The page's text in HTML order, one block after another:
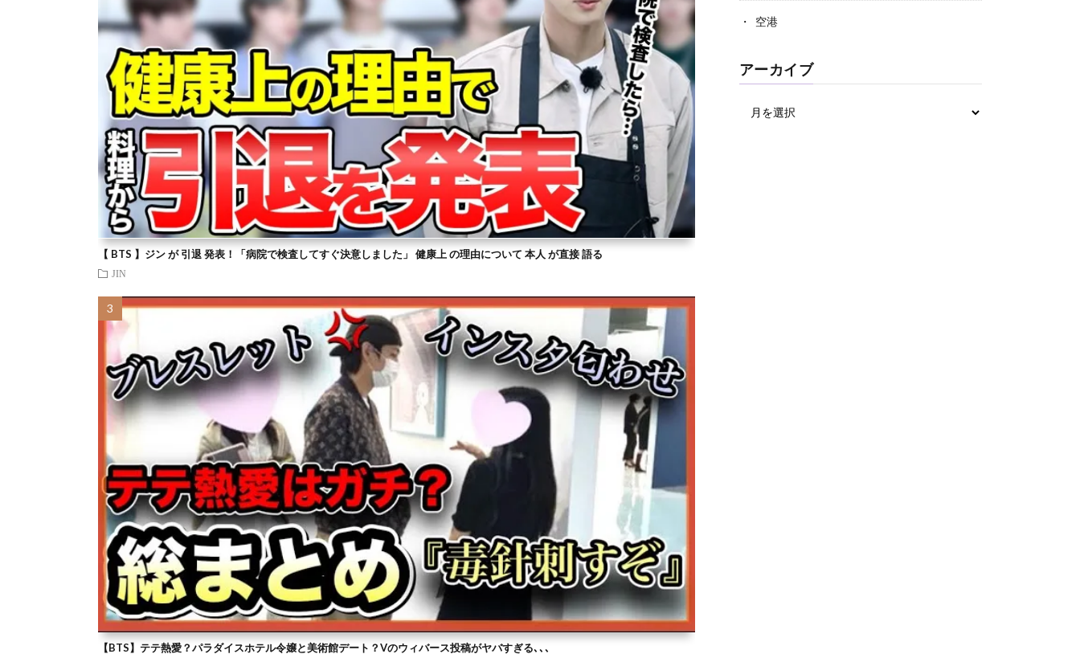
【 BTS 】ジン が 引退 発表！「病院で検査してすぐ決意しました」 健康上 の理由について 本人 が直接 語る
JIN
【BTS】テテ熱愛？パラダイスホテル令嬢と美術館デート？Vのウィバース投稿がヤバすぎる､､､
空港
アーカイブ